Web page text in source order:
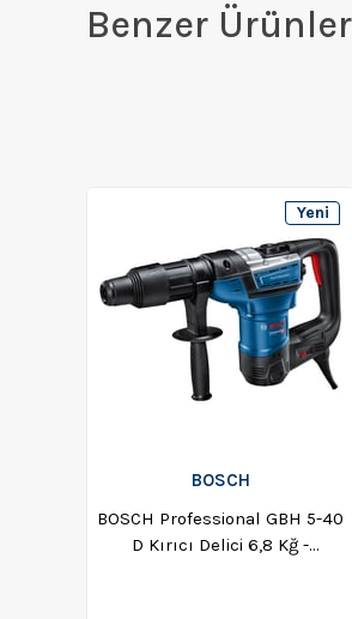
Benzer Ürünler
BOSCH
BOSCH Professional GBH 5-40
D Kırıcı Delici 6,8 Kğ -
Yeni
Ürün